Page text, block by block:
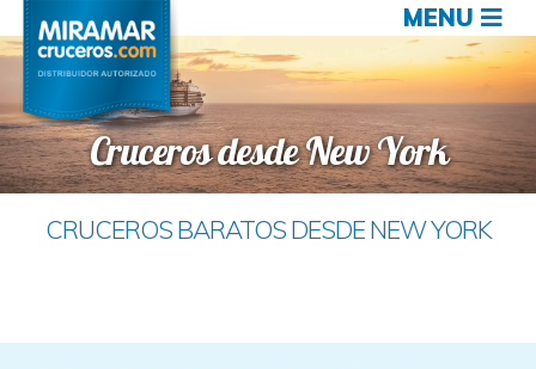
MENU
Cruceros desde New York
CRUCEROS BARATOS DESDE NEW YORK